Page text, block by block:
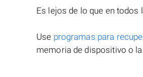
Es lejos de lo que en
Use programas para
memoria de dispositivo o